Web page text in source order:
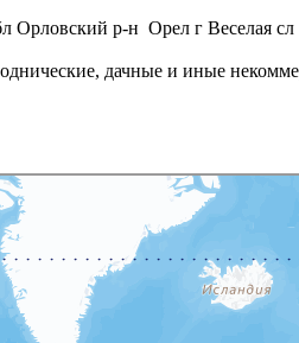
Орловский р-н Орел г Веселая сл
дачные и иные